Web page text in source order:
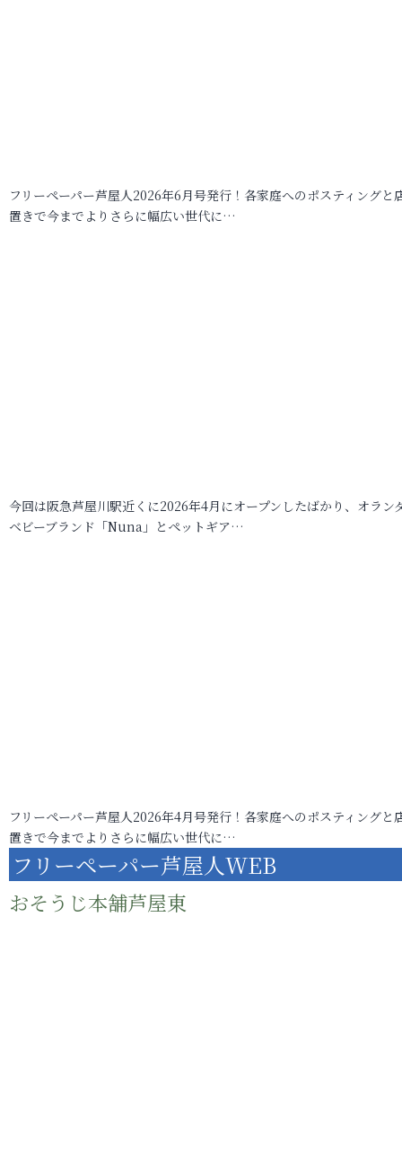
フリーペーパー芦屋人2026年6月号発行！各家庭へのポスティングと
置きで今までよりさらに幅広い世代に…
今回は阪急芦屋川駅近くに2026年4月にオープンしたばかり、オラン
ベビーブランド「Nuna」とペットギア…
フリーペーパー芦屋人2026年4月号発行！各家庭へのポスティングと
置きで今までよりさらに幅広い世代に…
フリーペーパー芦屋人WEB
おそうじ本舗芦屋東